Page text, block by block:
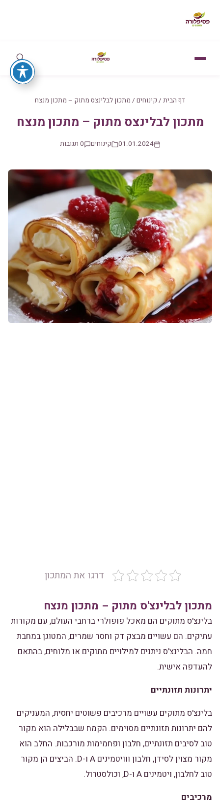
דף הבית / קינוחים / מתכון לבלינצס מתוק – מתכון מנצח
מתכון לבלינצס מתוק – מתכון מנצח
01.01.2024 קינוחים 0 תגובות
דרגו את המתכון
מתכון לבלינצ'ס מתוק – מתכון מנצח
בלינצ'ס מתוקים הם מאכל פופולרי ברחבי העולם, עם מקורות
עתיקים. הם עשויים מבצק דק וחסר שמרים, המטוגן במחבת
חמה. הבלינצ'ס ניתנים למילויים מתוקים או מלוחים, בהתאם
להעדפה אישית.
יתרונות תזונתיים
בלינצ'ס מתוקים עשויים מרכיבים פשוטים יחסית, המעניקים
להם יתרונות תזונתיים מסוימים. הקמח שבבלילה הוא מקור
טוב לסיבים תזונתיים, חלבון ופחמימות מורכבות. החלב הוא
מקור מצוין לסידן, חלבון ווויטמינים A ו-D. הביצים הן מקור
טוב לחלבון, ויטמינים A ו-D, וכולסטרול.
מרכיבים